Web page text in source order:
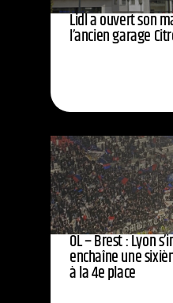
Lidl a ouvert son
l’ancien garage
OL – Brest : Lyon
enchaîne une
à la 4e place